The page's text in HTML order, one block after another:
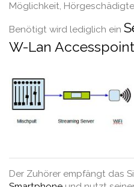
Möglichkeit,
Benötigt wird lediglich ein
W-Lan Accesspoint
Der Zuhörer empfängt das